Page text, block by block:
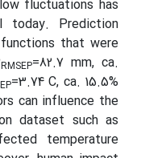
fluctuations has
today. Prediction
that were
RMSEP=82.7 mm, ca.
=3.74 C, ca. 15.5%
can influence the
dataset such as
temperature